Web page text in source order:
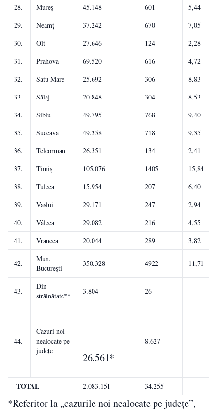
28. Mureș 45.148 601
5,44
29.
Neamț 37.242 670
7,05
30.
Olt 27.646 124
2,28
31.
Prahova 69.520 616
4,72
32.
Satu Mare 25.692 306
8,83
33.
Sălaj 20.848 304
8,53
34.
Sibiu 49.795 768
9,40
35.
Suceava 49.358 718
9,35
36.
Teleorman 26.351 134
2,41
37.
Timiș 105.076 1405
15,84
38.
Tulcea 15.954 207
6,40
39.
Vaslui 29.171 247
2,94
40.
Vâlcea 29.082 216
4,55
41.
Vrancea 20.044 289 3,82
42.
Mun.
București
350.328 4922 11,71
43.
Din
străinătate**
3.804 26
44.
Cazuri noi
nealocate pe
județe
26.561*
8.627
TOTAL 2.083.151 34.255
*Referitor la „cazurile noi nealocate pe județe”,